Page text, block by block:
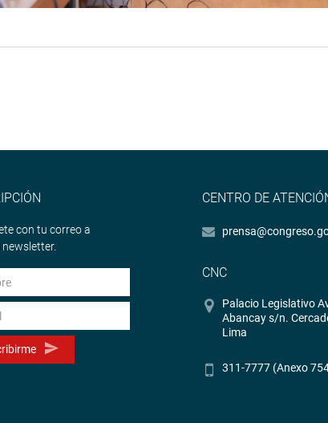
con tu correo a
CENTRO DE
CNC
Palacio Legislativo
Abancay s/n.
Lima
311-7777 (Anexo